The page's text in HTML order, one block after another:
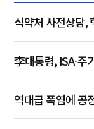
식약처 사전상담,
李대통령, ISA·
역대급 폭염에 공